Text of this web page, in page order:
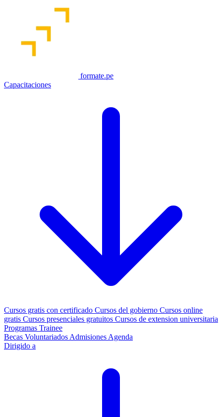
formate.pe
Capacitaciones
Cursos gratis con certificado Cursos del gobierno Cursos online
gratis Cursos presenciales gratuitos Cursos de extension universitaria
Programas Trainee
Becas Voluntariados Admisiones Agenda
Dirigido a